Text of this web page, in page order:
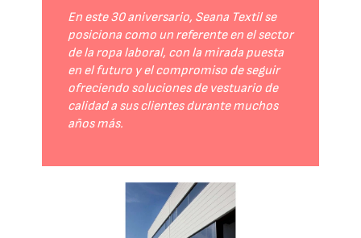
En este 30 aniversario, Seana Textil se
posiciona como un referente en el sector
de la ropa laboral, con la mirada puesta
en el futuro y el compromiso de seguir
ofreciendo soluciones de vestuario de
calidad a sus clientes durante muchos
años más.